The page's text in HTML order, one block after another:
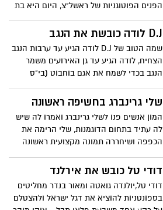
הפנים הפוטוגניות של ראשל"צ, היום היא בת
20, עוד שבועיים משתחררת משירות צבאי
וכבר נרשמה למכינה במכללת ספיר , המדור
D.J לודה כובשת את הנגב
שמה הטוב של D.J לודה הגיע עד ערבות הנגב
הצחיח, לודה הגיע ‏עד גן האירועים משמר
הנגב‏ בכדי לשמח את אגם בוחבוט (בי"ס
את המנטור משה פרץ שדפק הופעה סוף.....
שלי גרינברג בחשיפה ראשונה
המון אנשים פנו לשלי גרינברג ואמרו לה שיש
לה עתיד בתחום הדוגמנות, שלי הרימה את
הכפפה ושיחררה תמונה מקצועית ראשונה
הפרח....לשיפוטכם
דודי טל כובש את אירלנד
דודי טל,יולנדה גואטה ומאור בנדר מחליטים
בספונטניות להוציא את דגל ישראל ולהצטלם